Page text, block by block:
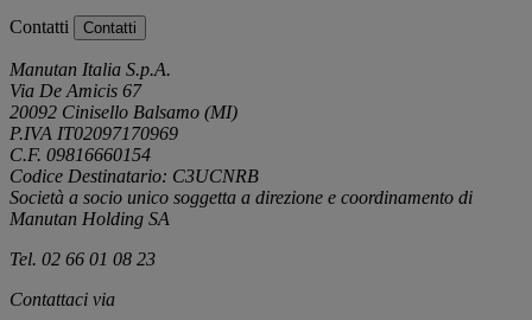
Contatti Contatti
Manutan Italia S.p.A.
Via De Amicis 67
20092 Cinisello Balsamo (MI)
P.IVA IT02097170969
C.F. 09816660154
Codice Destinatario: C3UCNRB
Società a socio unico soggetta a direzione e coordinamento di
Manutan Holding SA
Tel. 02 66 01 08 23
Contattaci via